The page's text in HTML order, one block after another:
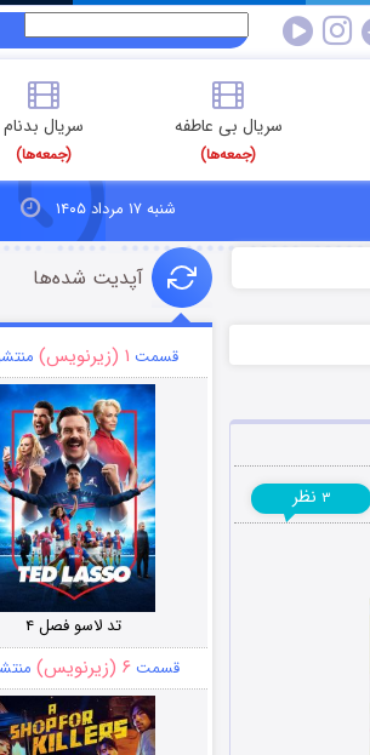
سریال بی عاطفه
(جمعه‌ها)
سریال بدنام
(جمعه‌ها)
شنبه ۱۷ مرداد ۱۴۰۵
۳ نظر
آپدیت شده‌ها
قسمت ۱ (زیرنویس)
تد لاسو فصل ۴
قسمت ۶ (زیرنویس)